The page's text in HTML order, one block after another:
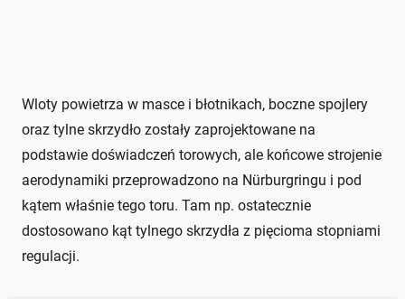
Wloty powietrza w masce i błotnikach, boczne spojlery
oraz tylne skrzydło zostały zaprojektowane na
podstawie doświadczeń torowych, ale końcowe strojenie
aerodynamiki przeprowadzono na Nürburgringu i pod
kątem właśnie tego toru. Tam np. ostatecznie
dostosowano kąt tylnego skrzydła z pięcioma stopniami
regulacji.